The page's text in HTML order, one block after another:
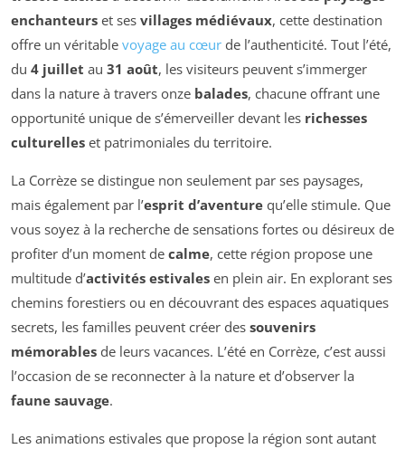
enchanteurs et ses villages médiévaux, cette destination
offre un véritable voyage au cœur de l’authenticité. Tout l’été,
du 4 juillet au 31 août, les visiteurs peuvent s’immerger
dans la nature à travers onze balades, chacune offrant une
opportunité unique de s’émerveiller devant les richesses
culturelles et patrimoniales du territoire.
La Corrèze se distingue non seulement par ses paysages,
mais également par l’esprit d’aventure qu’elle stimule. Que
vous soyez à la recherche de sensations fortes ou désireux de
profiter d’un moment de calme, cette région propose une
multitude d’activités estivales en plein air. En explorant ses
chemins forestiers ou en découvrant des espaces aquatiques
secrets, les familles peuvent créer des souvenirs
mémorables de leurs vacances. L’été en Corrèze, c’est aussi
l’occasion de se reconnecter à la nature et d’observer la
faune sauvage.
Les animations estivales que propose la région sont autant